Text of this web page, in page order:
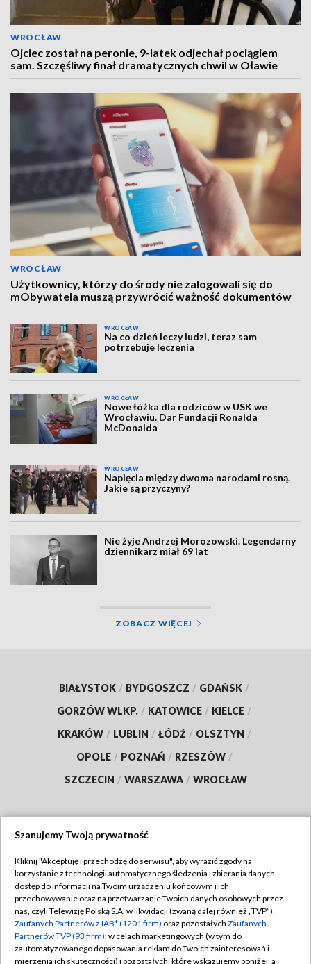
WROCŁAW
Ojciec został na peronie, 9-latek odjechał pociągiem
sam. Szczęśliwy finał dramatycznych chwil w Oławie
WROCŁAW
Użytkownicy, którzy do środy nie zalogowali się do
mObywatela muszą przywrócić ważność dokumentów
WROCŁAW
Na co dzień leczy ludzi, teraz sam
potrzebuje leczenia
WROCŁAW
Nowe łóżka dla rodziców w USK we
Wrocławiu. Dar Fundacji Ronalda
McDonalda
WROCŁAW
Napięcia między dwoma narodami rosną.
Jakie są przyczyny?
Nie żyje Andrzej Morozowski. Legendarny
dziennikarz miał 69 lat
ZOBACZ WIĘCEJ
BIAŁYSTOK / BYDGOSZCZ / GDAŃSK /
GORZÓW WLKP. / KATOWICE / KIELCE /
KRAKÓW / LUBLIN / ŁÓDŹ / OLSZTYN /
OPOLE / POZNAŃ / RZESZÓW /
SZCZECIN / WARSZAWA / WROCŁAW
TVP
Abonament TVP
Emisja w TVP
Centrum informacji TVP
Regulamin TVP
Polityka prywatności
Moje zgody
Szanujemy Twoją prywatność
Kliknij "Akceptuję i przechodzę do serwisu", aby wyrazić zgody na
korzystanie z technologii automatycznego śledzenia i zbierania danych,
dostęp do informacji na Twoim urządzeniu końcowym i ich
przechowywanie oraz na przetwarzanie Twoich danych osobowych przez
nas, czyli Telewizję Polską S.A. w likwidacji (zwaną dalej również „TVP”),
Zaufanych Partnerów z IAB* (1201 firm) oraz pozostałych Zaufanych
Partnerów TVP (93 firm), w celach marketingowych (w tym do
zautomatyzowanego dopasowania reklam do Twoich zainteresowań i
mierzenia ich skuteczności) i pozostałych, które wskazujemy poniżej, a